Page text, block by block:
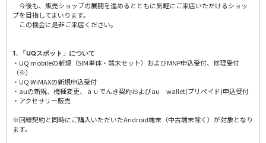
今後も、販売ショップの展開を進めるとともに気軽にご来店いただけるショッ
プを目指してまいります。
この機会に是非ご来店ください。
1. 「UQスポット」について
・UQ mobileの新規（SIM単体・端末セット）およびMNP申込受付、修理受付
（※）
・UQ WiMAXの新規申込受付
・auの新規、機種変更、ａｕでんき契約およびau wallet(プリペイド)申込受付
・アクセサリー販売
※回線契約と同時にご購入いただいたAndroid端末（中古端末除く）が対象となり
ます。